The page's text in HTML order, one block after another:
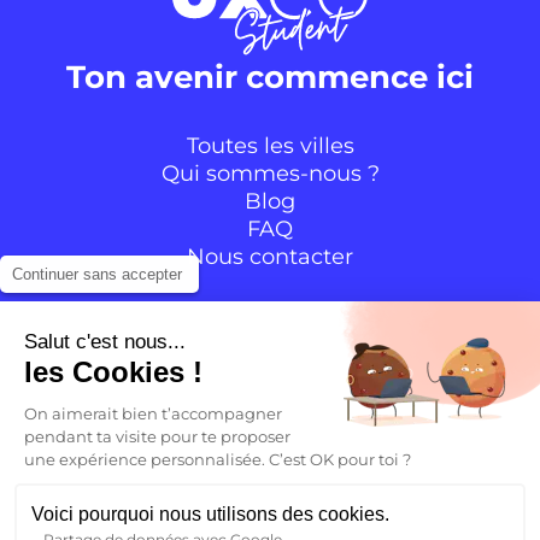
Ton avenir commence ici
Toutes les villes
Qui sommes-nous ?
Blog
FAQ
Nous contacter
YouTubeLinkedIn
FR
Continuer sans accepter
Salut c'est nous...
les Cookies !
On aimerait bien t’accompagner
pendant ta visite pour te proposer
une expérience personnalisée. C’est OK pour toi ?
Voici pourquoi nous utilisons des cookies.